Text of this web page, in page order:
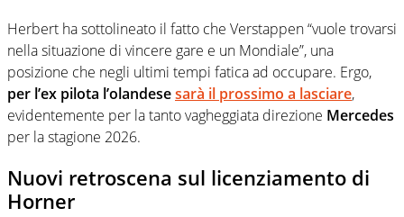
Herbert ha sottolineato il fatto che Verstappen “vuole trovarsi
nella situazione di vincere gare e un Mondiale”, una
posizione che negli ultimi tempi fatica ad occupare. Ergo,
per l’ex pilota l’olandesesarà il prossimo a lasciare,
evidentemente per la tanto vagheggiata direzione Mercedes
per la stagione 2026.
Nuovi retroscena sul licenziamento di
Horner